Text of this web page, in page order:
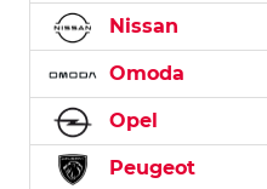
Nissan
Omoda
Opel
Peugeot